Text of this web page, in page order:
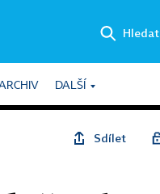
Hledat
DALŠÍ
Sdílet